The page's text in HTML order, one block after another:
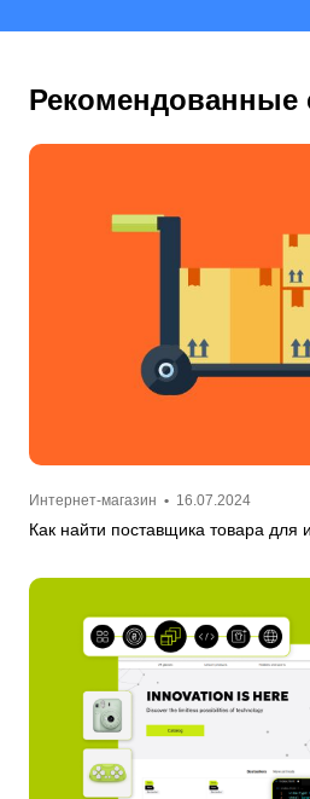
Рекомендованные
Интернет-магазин • 16.07.2024
Как найти поставщика товара для